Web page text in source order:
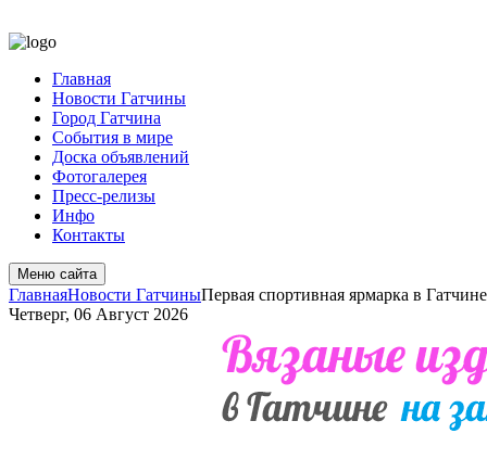
Главная
Новости Гатчины
Город Гатчина
События в мире
Доска объявлений
Фотогалерея
Пресс-релизы
Инфо
Контакты
Меню сайта
ГлавнаяНовости ГатчиныПервая спортивная ярмарка в Гатчине
Четверг, 06 Август 2026